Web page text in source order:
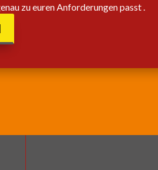
zu euren Anforderungen passt .